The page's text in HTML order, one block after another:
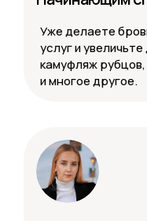
Уже делаете
услуг и
камуфляж
и многое другое.